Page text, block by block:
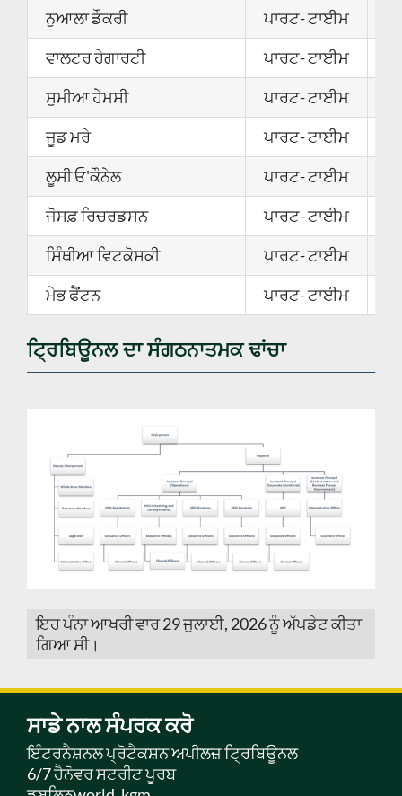
ਨੁਆਲਾ ਡੌਕਰੀ
ਪਾਰਟ- ਟਾਈਮ
ਵਾਲਟਰ ਹੇਗਾਰਟੀ
ਪਾਰਟ- ਟਾਈਮ
ਸੁਮੀਆ ਹੇਮਸੀ
ਪਾਰਟ- ਟਾਈਮ
ਜੂਡ ਮਰੇ
ਪਾਰਟ- ਟਾਈਮ
ਲੂਸੀ ਓ'ਕੌਨੇਲ
ਪਾਰਟ- ਟਾਈਮ
ਜੋਸਫ਼ ਰਿਚਰਡਸਨ
ਪਾਰਟ- ਟਾਈਮ
ਸਿੰਥੀਆ ਵਿਟਕੋਸਕੀ
ਪਾਰਟ- ਟਾਈਮ
ਮੇਭ ਫੈਂਟਨ
ਪਾਰਟ- ਟਾਈਮ
ਟ੍ਰਿਬਿਊਨਲ ਦਾ ਸੰਗਠਨਾਤਮਕ ਢਾਂਚਾ
ਇਹ ਪੰਨਾ ਆਖਰੀ ਵਾਰ 29 ਜੁਲਾਈ, 2026 ਨੂੰ ਅੱਪਡੇਟ ਕੀਤਾ
ਗਿਆ ਸੀ।
ਸਾਡੇ ਨਾਲ ਸੰਪਰਕ ਕਰੋ
ਇੰਟਰਨੈਸ਼ਨਲ ਪ੍ਰੋਟੈਕਸ਼ਨ ਅਪੀਲਜ਼ ਟ੍ਰਿਬਿਊਨਲ
6/7 ਹੈਨੋਵਰ ਸਟਰੀਟ ਪੂਰਬ